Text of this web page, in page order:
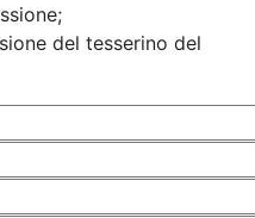
del tesserino del